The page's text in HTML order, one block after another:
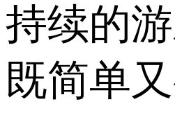
持续的
既简单